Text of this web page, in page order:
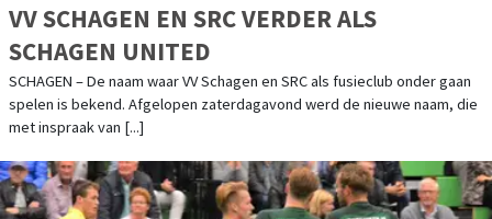
VV SCHAGEN EN SRC VERDER ALS
SCHAGEN UNITED
SCHAGEN – De naam waar VV Schagen en SRC als fusieclub onder gaan
spelen is bekend. Afgelopen zaterdagavond werd de nieuwe naam, die
met inspraak van [...]